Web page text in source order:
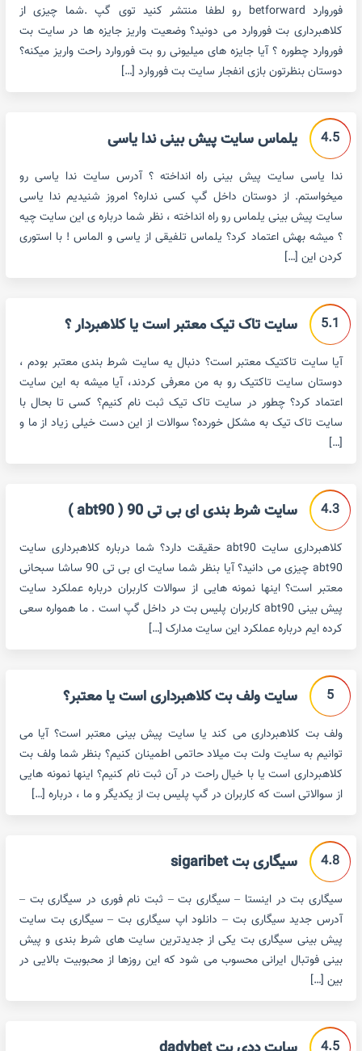
فوروارد betforward رو لطفا منتشر کنید توی گپ .شما چیزی از
کلاهبرداری بت فوروارد می دونید؟ وضعیت واریز جایزه ها در سایت بت
فوروارد چطوره ؟ آیا جایزه های میلیونی رو بت فوروارد راحت واریز میکنه؟
دوستان بنظرتون بازی انفجار سایت بت فوروارد […]
4.5 یلماس سایت پیش بینی ندا یاسی
ندا یاسی سایت پیش بینی راه انداخته ؟ آدرس سایت ندا یاسی رو
میخواستم. از دوستان داخل گپ کسی نداره؟ امروز شنیدیم ندا یاسی
سایت پیش بینی یلماس رو راه انداخته ، نظر شما درباره ی این سایت چیه
؟ میشه بهش اعتماد کرد؟ یلماس تلفیقی از یاسی و الماس ! با استوری
کردن این […]
5.1 سایت تاک تیک معتبر است یا کلاهبردار ؟
آیا سایت تاکتیک معتبر است؟ دنبال یه سایت شرط بندی معتبر بودم ،
دوستان سایت تاکتیک رو به من معرفی کردند، آیا میشه به این سایت
اعتماد کرد؟ چطور در سایت تاک تیک ثبت نام کنیم؟ کسی تا بحال با
سایت تاک تیک به مشکل خورده؟ سوالات از این دست خیلی زیاد از ما و
[…]
4.3 سایت شرط بندی ای بی تی 90 ( abt90 )
کلاهبرداری سایت abt90 حقیقت دارد؟ شما درباره کلاهبرداری سایت
abt90 چیزی می دانید؟ آیا بنظر شما سایت ای بی تی 90 ساشا سبحانی
معتبر است؟ اینها نمونه هایی از سوالات کاربران درباره عملکرد سایت
پیش بینی abt90 کاربران پلیس بت در داخل گپ است . ما همواره سعی
کرده ایم درباره عملکرد این سایت مدارک […]
5 سایت ولف بت کلاهبرداری است یا معتبر؟
ولف بت کلاهبرداری می کند یا سایت پیش بینی معتبر است؟ آیا می
توانیم به سایت ولت بت میلاد حاتمی اطمینان کنیم؟ بنظر شما ولف بت
کلاهبرداری است یا با خیال راحت در آن ثبت نام کنیم؟ اینها نمونه هایی
از سوالاتی است که کاربران در گپ پلیس بت از یکدیگر و ما ، درباره […]
4.8 سیگاری بت sigaribet
سیگاری بت در اینستا – سیگاری بت – ثبت نام فوری در سیگاری بت –
آدرس جدید سیگاری بت – دانلود اپ سیگاری بت – سیگاری بت سایت
پیش بینی سیگاری بت یکی از جدیدترین سایت های شرط بندی و پیش
بینی فوتبال ایرانی محسوب می شود که این روزها از محبوبیت بالایی در
بین […]
4.5